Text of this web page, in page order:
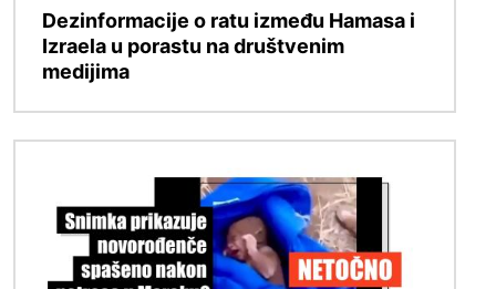
Dezinformacije o ratu između Hamasa i
Izraela u porastu na društvenim
medijima